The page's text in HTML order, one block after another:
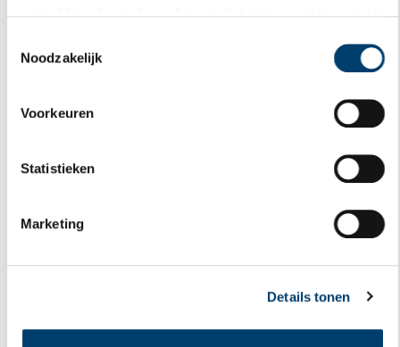
Noodzakelijk
Voorkeuren
Statistieken
Marketing
Details tonen
Vink dit aan als u op de hoogte gehouden wil worden.